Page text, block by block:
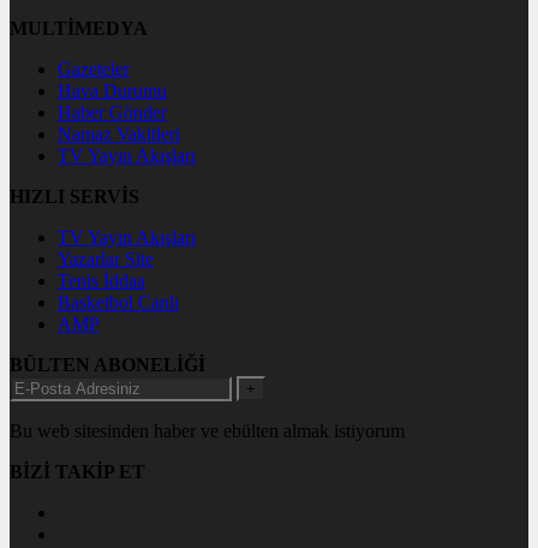
MULTİMEDYA
Gazeteler
Hava Durumu
Haber Gönder
Namaz Vakitleri
TV Yayın Akışları
HIZLI SERVİS
TV Yayın Akışları
Yazarlar Site
Tenis İddaa
Basketbol Canlı
AMP
BÜLTEN ABONELİĞİ
+
Bu web sitesinden haber ve ebülten almak istiyorum
BİZİ TAKİP ET